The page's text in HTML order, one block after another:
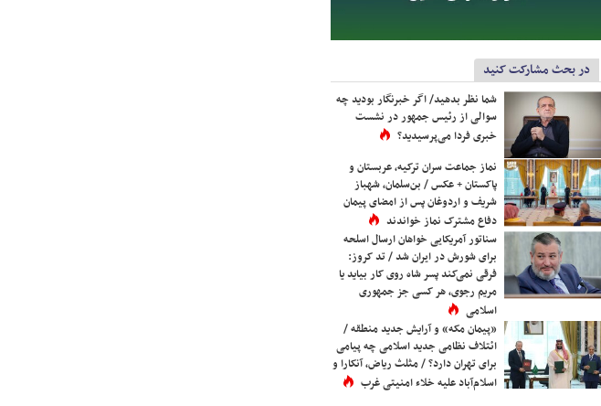
در بحث مشارکت کنید
شما نظر بدهید/ اگر خبرنگار بودید چه
سوالی از رئیس جمهور در نشست
خبری فردا می‌پرسیدید؟
نماز جماعت سران ترکیه، عربستان و
پاکستان + عکس / بن‌سلمان، شهباز
شریف و اردوغان پس از امضای پیمان
دفاع مشترک نماز خواندند
سناتور آمریکایی خواهان ارسال اسلحه
برای شورش در ایران شد / تد کروز:
فرقی نمی‌کند پسر شاه روی کار بیاید یا
مریم رجوی، هر کسی جز جمهوری
اسلامی
«پیمان مکه» و آرایش جدید منطقه /
ائتلاف نظامی جدید اسلامی چه پیامی
برای تهران دارد؟ / مثلث ریاض، آنکارا و
اسلام‌آباد علیه خلاء امنیتی غرب